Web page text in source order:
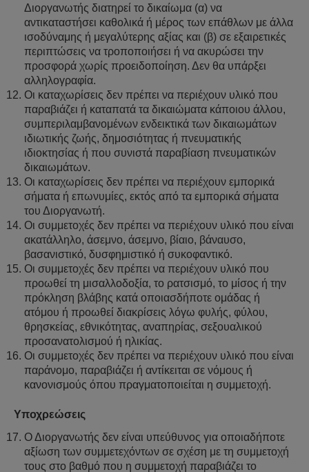
Διοργανωτής διατηρεί το δικαίωμα (α) να
αντικαταστήσει καθολικά ή μέρος των επάθλων με άλλα
ισοδύναμης ή μεγαλύτερης αξίας και (β) σε εξαιρετικές
περιπτώσεις να τροποποιήσει ή να ακυρώσει την
προσφορά χωρίς προειδοποίηση. Δεν θα υπάρξει
αλληλογραφία.
Οι καταχωρίσεις δεν πρέπει να περιέχουν υλικό που
παραβιάζει ή καταπατά τα δικαιώματα κάποιου άλλου,
συμπεριλαμβανομένων ενδεικτικά των δικαιωμάτων
ιδιωτικής ζωής, δημοσιότητας ή πνευματικής
ιδιοκτησίας ή που συνιστά παραβίαση πνευματικών
δικαιωμάτων.
Οι καταχωρίσεις δεν πρέπει να περιέχουν εμπορικά
σήματα ή επωνυμίες, εκτός από τα εμπορικά σήματα
του Διοργανωτή.
Οι συμμετοχές δεν πρέπει να περιέχουν υλικό που είναι
ακατάλληλο, άσεμνο, άσεμνο, βίαιο, βάναυσο,
βασανιστικό, δυσφημιστικό ή συκοφαντικό.
Οι συμμετοχές δεν πρέπει να περιέχουν υλικό που
προωθεί τη μισαλλοδοξία, το ρατσισμό, το μίσος ή την
πρόκληση βλάβης κατά οποιασδήποτε ομάδας ή
ατόμου ή προωθεί διακρίσεις λόγω φυλής, φύλου,
θρησκείας, εθνικότητας, αναπηρίας, σεξουαλικού
προσανατολισμού ή ηλικίας.
Οι συμμετοχές δεν πρέπει να περιέχουν υλικό που είναι
παράνομο, παραβιάζει ή αντίκειται σε νόμους ή
κανονισμούς όπου πραγματοποιείται η συμμετοχή.
Υποχρεώσεις
Ο Διοργανωτής δεν είναι υπεύθυνος για οποιαδήποτε
αξίωση των συμμετεχόντων σε σχέση με τη συμμετοχή
τους στο βαθμό που η συμμετοχή παραβιάζει το